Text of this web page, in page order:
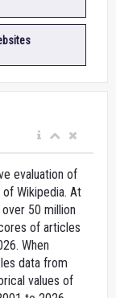
evaluation of
Wikipedia. At
50 million
of articles
When
data from
values of